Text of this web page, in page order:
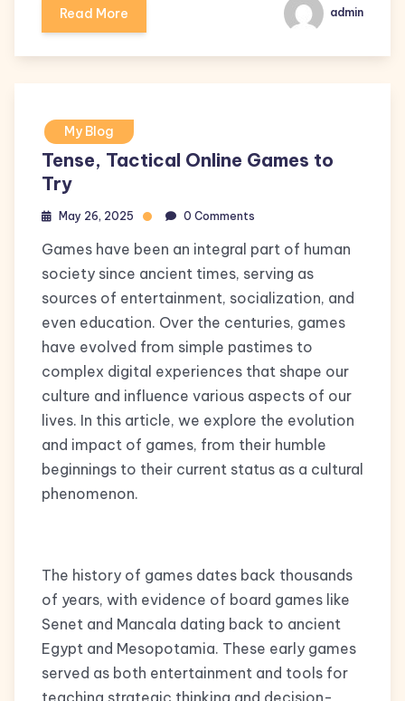
Read More admin
My Blog
Tense, Tactical Online Games to
Try
May 26, 2025 0 Comments
Games have been an integral part of human
society since ancient times, serving as
sources of entertainment, socialization, and
even education. Over the centuries, games
have evolved from simple pastimes to
complex digital experiences that shape our
culture and influence various aspects of our
lives. In this article, we explore the evolution
and impact of games, from their humble
beginnings to their current status as a cultural
phenomenon.
The history of games dates back thousands
of years, with evidence of board games like
Senet and Mancala dating back to ancient
Egypt and Mesopotamia. These early games
served as both entertainment and tools for
teaching strategic thinking and decision-